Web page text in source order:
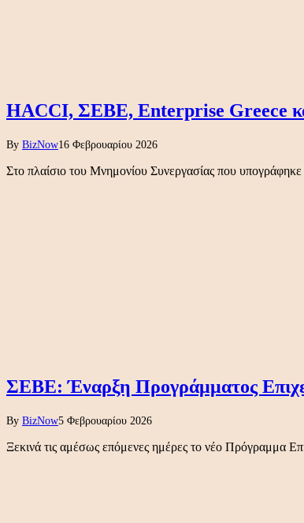
HACCI, ΣΕΒΕ, Enterprise Greece
By BizNow16 Φεβρουαρίου 2026
Στο πλαίσιο του Μνημονίου Συνεργασίας που
ΣΕΒΕ: Έναρξη Προγράμματος
By BizNow5 Φεβρουαρίου 2026
Ξεκινά τις αμέσως επόμενες ημέρες το νέο Πρόγραμμα